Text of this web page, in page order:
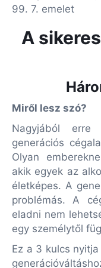
99. 7. emelet
A
Miről lesz szó?
Nagyjából
generációs
Olyan
akik egyek az
életképes. A
problémás. A
eladni nem
egy személytől
Ez a 3 kulcs